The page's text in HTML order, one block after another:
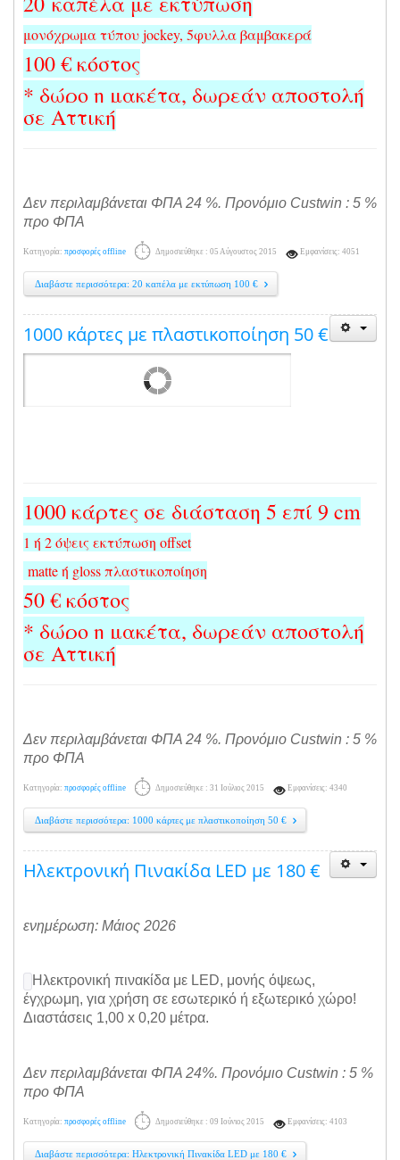
μονόχρωμα τύπου jockey, 5φυλλα βαμβακερά
100 € κόστος
* δώρο η μακέτα, δωρεάν αποστολή
σε Αττική
Δεν περιλαμβάνεται ΦΠΑ 24 %. Προνόμιο Custwin : 5 %
προ ΦΠΑ
Κατηγορία: προσφορές offline Δημοσιεύθηκε : 05 Αύγουστος 2015 Εμφανίσεις: 4051
Διαβάστε περισσότερα: 20 καπέλα με εκτύπωση 100 €
1000 κάρτες με πλαστικοποίηση 50 €
1000 κάρτες σε διάσταση 5 επί 9 cm
1 ή 2 όψεις εκτύπωση offset
matte ή gloss πλαστικοποίηση
50 € κόστος
* δώρο η μακέτα, δωρεάν αποστολή
σε Αττική
Δεν περιλαμβάνεται ΦΠΑ 24 %. Προνόμιο Custwin : 5 %
προ ΦΠΑ
Κατηγορία: προσφορές offline Δημοσιεύθηκε : 31 Ιούλιος 2015 Εμφανίσεις: 4340
Διαβάστε περισσότερα: 1000 κάρτες με πλαστικοποίηση 50 €
Ηλεκτρονική Πινακίδα LED με 180 €
ενημέρωση: Μάιος 2026
Ηλεκτρονική πινακίδα με LED, μονής όψεως,
έγχρωμη, για χρήση σε εσωτερικό ή εξωτερικό χώρο!
Διαστάσεις 1,00 x 0,20 μέτρα.
Δεν περιλαμβάνεται ΦΠΑ 24%. Προνόμιο Custwin : 5 %
προ ΦΠΑ
Κατηγορία: προσφορές offline Δημοσιεύθηκε : 09 Ιούνιος 2015 Εμφανίσεις: 4103
Διαβάστε περισσότερα: Ηλεκτρονική Πινακίδα LED με 180 €